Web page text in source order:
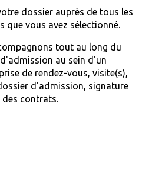
dossier auprès de tous les
que vous avez sélectionné.
tout au long du
au sein d'un
de rendez-vous, visite(s),
d'admission, signature
des contrats.